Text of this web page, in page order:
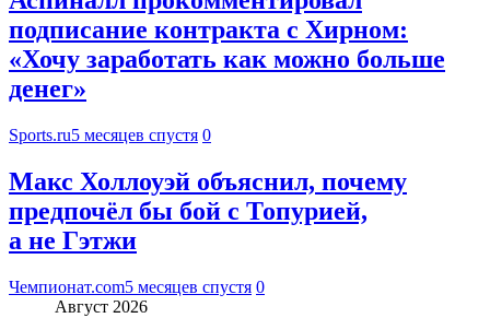
подписание контракта с Хирном:
«Хочу заработать как можно больше
денег»
Sports.ru5 месяцев спустя 0
Макс Холлоуэй объяснил, почему
предпочёл бы бой с Топурией,
а не Гэтжи
Чемпионат.com5 месяцев спустя 0
Август 2026